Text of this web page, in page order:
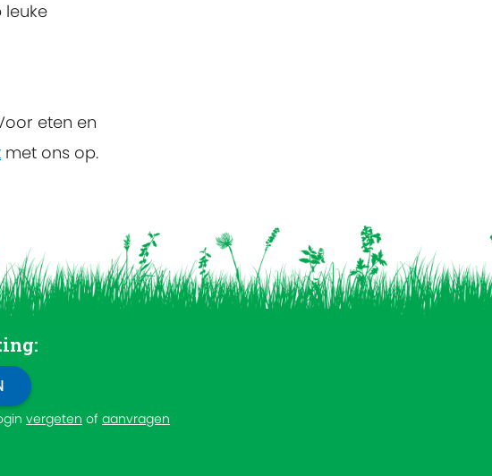
leuke
eten en
met ons op.
vergeten of aanvragen